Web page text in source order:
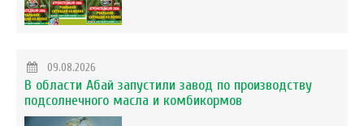
09.08.2026
В области Абай запустили завод по производству
подсолнечного масла и комбикормов